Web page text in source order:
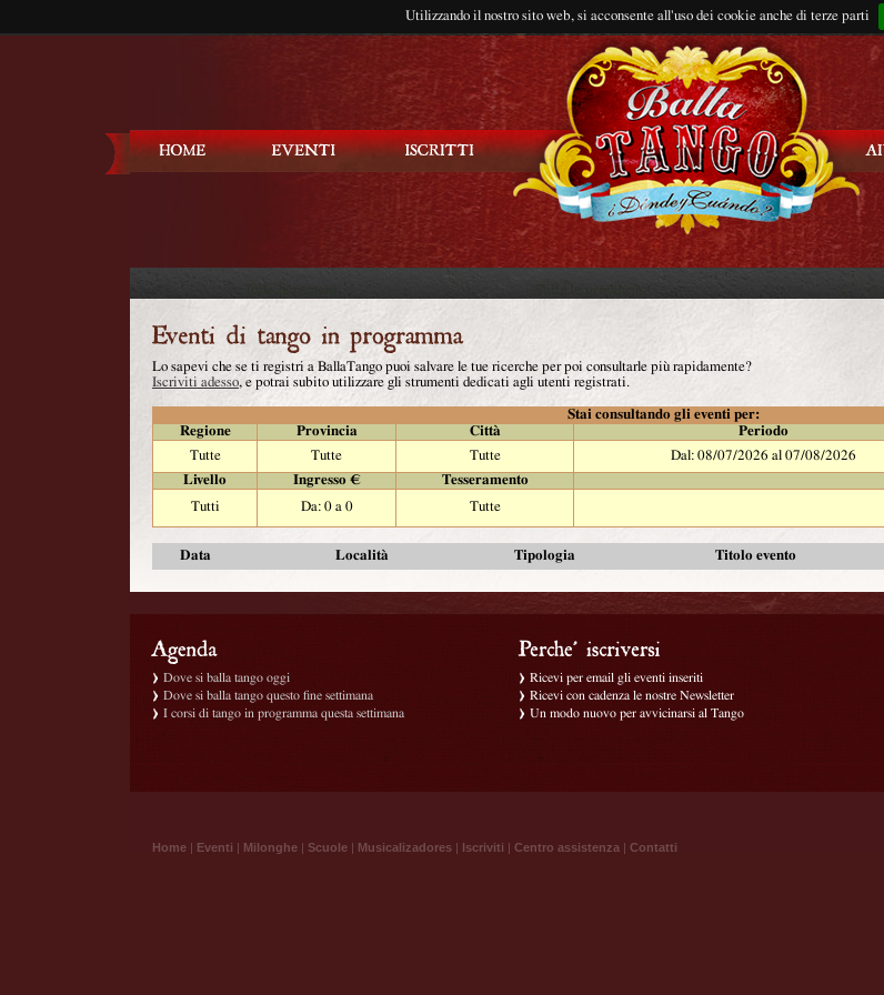
Utilizzando il nostro sito web, si acconsente all'uso dei cookie anche di terze parti
Lo sapevi che se ti registri a BallaTango puoi salvare le tue ricerche per poi consultarle più rapidamente?
Iscriviti adesso, e potrai subito utilizzare gli strumenti dedicati agli utenti registrati.
Stai consultando gli eventi per:
Regione
Provincia Città Periodo
Tutte
Tutte Tutte Dal: 08/07/2026 al 07/08/2026
Livello
Ingresso €
Tesseramento
Tutti
Da: 0 a 0 Tutte
Data Località Tipologia Titolo evento
Dove si balla tango oggi
Dove si balla tango questo fine settimana
I corsi di tango in programma questa settimana
Ricevi per email gli eventi inseriti
Ricevi con cadenza le nostre Newsletter
Un modo nuovo per avvicinarsi al Tango
Home | Eventi | Milonghe | Scuole | Musicalizadores | Iscriviti | Centro assistenza | Contatti